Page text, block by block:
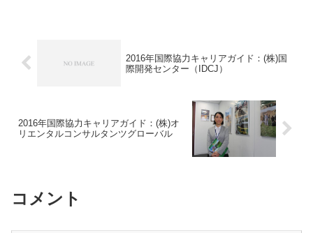
2016年国際協力キャリアガイド：(株)国
際開発センター（IDCJ）
2016年国際協力キャリアガイド：(株)オ
リエンタルコンサルタンツグローバル
コメント